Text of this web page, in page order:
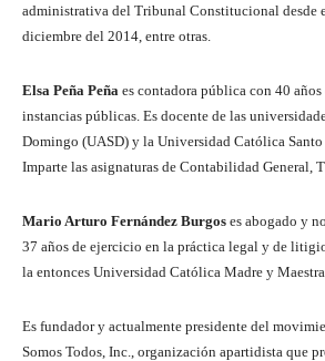
administrativa del Tribunal Constitucional desde
diciembre del 2014, entre otras.
Elsa Peña Peña es contadora pública con 40
instancias públicas. Es docente de las
Domingo (UASD) y la Universidad Católica Santo
Imparte las asignaturas de Contabilidad General,
Mario Arturo Fernández Burgos es abogado y
37 años de ejercicio en la práctica legal y de
la entonces Universidad Católica Madre y Maestra.
Es fundador y actualmente presidente del
Somos Todos, Inc., organización apartidista que